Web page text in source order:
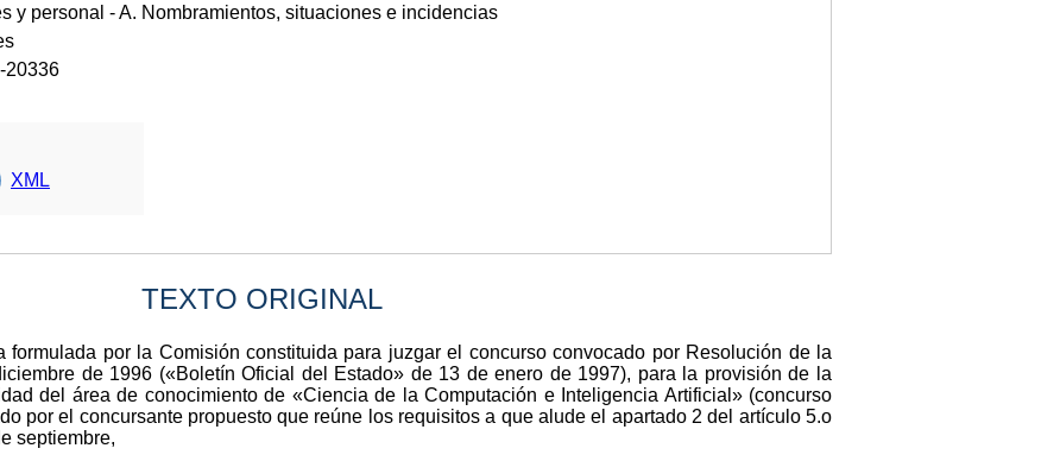
y personal - A. Nombramientos, situaciones e incidencias
20336
XML
TEXTO ORIGINAL
formulada por la Comisión constituida para juzgar el concurso convocado por Resolución de la
de 1996 («Boletín Oficial del Estado» de 13 de enero de 1997), para la provisión de la
del área de conocimiento de «Ciencia de la Computación e Inteligencia Artificial» (concurso
por el concursante propuesto que reúne los requisitos a que alude el apartado 2 del artículo 5.o
septiembre,